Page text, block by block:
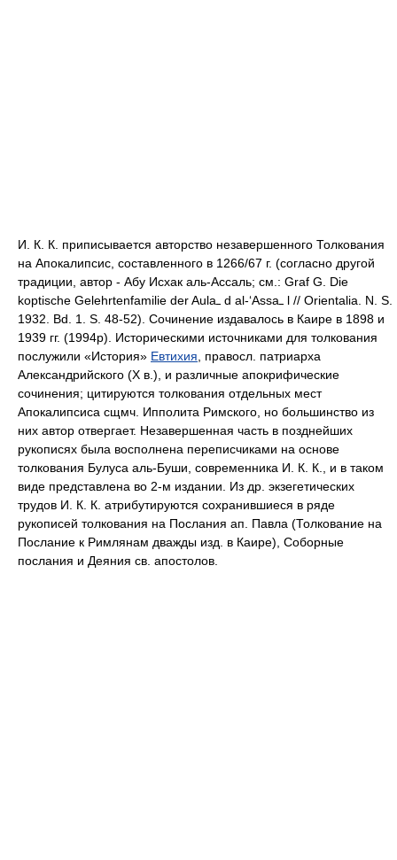
И. К. К. приписывается авторство незавершенного Толкования
на Апокалипсис, составленного в 1266/67 г. (согласно другой
традиции, автор - Абу Исхак аль-Ассаль; см.: Graf G. Die
koptische Gelehrtenfamilie der Aula
d al-‘Assa
l // Orientalia. N. S.
1932. Bd. 1. S. 48-52). Сочинение издавалось в Каире в 1898 и
1939 гг. (1994р). Историческими источниками для толкования
послужили «История» Евтихия , правосл. патриарха
Александрийского (Х в.), и различные апокрифические
сочинения; цитируются толкования отдельных мест
Апокалипсиса сщмч. Ипполита Римского, но большинство из
них автор отвергает. Незавершенная часть в позднейших
рукописях была восполнена переписчиками на основе
толкования Булуса аль-Буши, современника И. К. К., и в таком
виде представлена во 2-м издании. Из др. экзегетических
трудов И. К. К. атрибутируются сохранившиеся в ряде
рукописей толкования на Послания ап. Павла (Толкование на
Послание к Римлянам дважды изд. в Каире), Соборные
послания и Деяния св. апостолов.